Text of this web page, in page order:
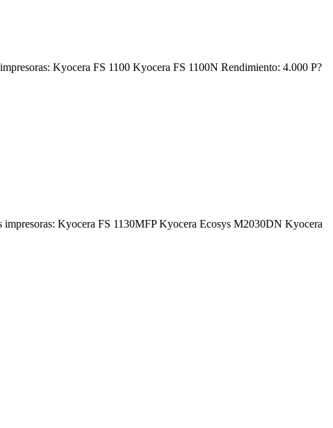
Kyocera FS 1100 Kyocera FS 1100N Rendimiento: 4.000 P?
Kyocera FS 1130MFP Kyocera Ecosys M2030DN Kyocera